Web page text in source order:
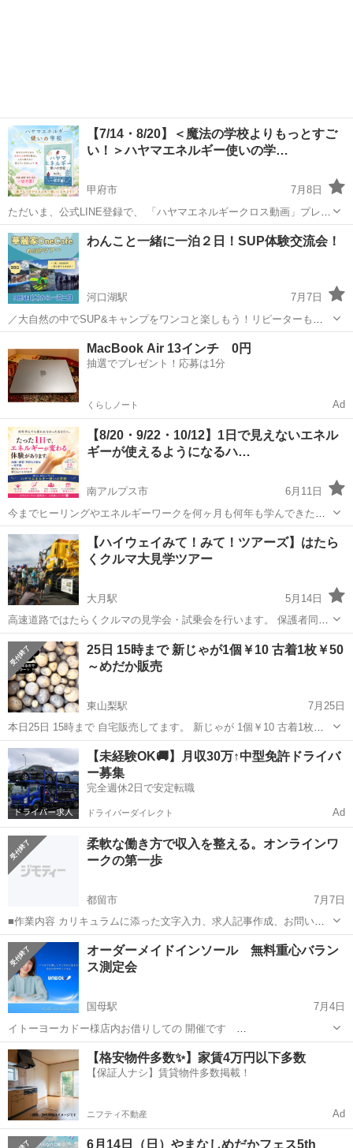
【7/14・8/20】＜魔法の学校よりもっとすご
い！＞ハヤマエネルギー使いの学…
甲府市
7月8日
ただいま、公式LINE登録で、 「ハヤマエネルギークロス動画」プレゼ
ント中！ 受け取ってぜひエネルギーを体感してみてくださいね。 🌟公
式LINE https://lin.ee/yKDs9CZ 「...
山梨 甲府市 体験会
わんこと一緒に一泊２日！SUP体験交流会！
河口湖駅
7月7日
／大自然の中でSUP&キャンプをワンコと楽しもう！リピーターも初
心者も大歓迎★／ 今年の初秋は、美しい西湖で特別な時間を過ごしま
せんか？SUPツアーとプライベートコテージでの宿泊がセットになっ
た、贅沢な一泊二日のイベントを ...
その他 SUP
MacBook Air 13インチ 0円
抽選でプレゼント！応募は1分
くらしノート Ad
【8/20・9/22・10/12】1日で見えないエネル
ギーが使えるようになるハ…
南アルプス市
6月11日
今までヒーリングやエネルギーワークを何ヶ月も何年も学んできた
り、 練習してきたりしたけど、本当に自分ができているのかどうかわ
からない。 そんな人には特にオススメの 「ハヤマエネルギー使いの学
校」 どんな人...
山梨 南アルプス市 その他
【ハイウェイみて！みて！ツアーズ】はたら
くクルマ大見学ツアー
大月駅
5月14日
高速道路ではたらくクルマの見学会・試乗会を行います。 保護者同伴
の小学生にご参加いただけます。 NEXCO中日本公式サイトからご予
約ください https://www.c-nexco.co.jp/kids/tours...
山梨 大月市 大月駅 その他
25日 15時まで 新じゃが1個￥10 古着1枚￥50
～めだか販売
東山梨駅
7月25日
本日25日 15時まで 自宅販売してます。 新じゃが 1個￥10 古着1枚
￥50～ めだか販売など色々しています。 場所 山梨市七日市場 詳細は
メッセージにで送りますので 気になる方はご連絡ください。
山梨 山梨市 東山梨駅 その他 めだか
【未経験OK🚚】月収30万↑中型免許ドライバ
ー募集
完全週休2日で安定転職
ドライバーダイレクト Ad
柔軟な働き方で収入を整える。オンラインワ
ークの第一歩
都留市
7月7日
■作業内容 カリキュラムに添った文字入力、求人記事作成、お問い合
わせのメッセージやり取り、SNSの運営など。 ・初心者の方でも安心
してお 仕 事していただけます ・作業量に比例して報 酬 U P！が見込
めます☆ ■活動...
山梨 都留市 その他 オンライン
オーダーメイドインソール 無料重心バラン
ス測定会
国母駅
7月4日
イトーヨーカドー様店内お借りしての 開催です
↓↓↓↓↓↓↓↓↓↓↓↓↓↓↓↓↓↓ 開催場所 日付】7/6(月)～7/10(金) 【場所】イト
ーヨーカドー甲府昭和店(１階 センターコート横) 【住所】山梨県中巨
摩郡昭和町...
山梨 中巨摩郡 国母駅 その他
オーダーメイドインソール
【格安物件多数✨】家賃4万円以下多数
【保証人ナシ】賃貸物件多数掲載！
ニフティ不動産 Ad
6月14日（日）やまなしめだかフェス5th